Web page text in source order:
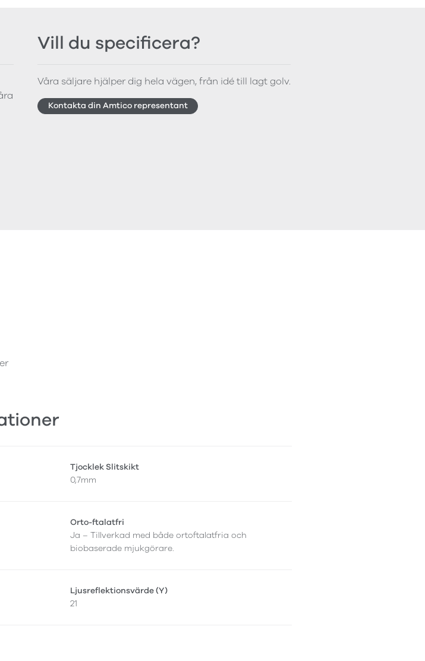
Vill du specificera?
Våra säljare hjälper dig hela vägen, från idé till lagt golv.
Kontakta din Amtico representant
Tjocklek Slitskikt
0,7mm
Orto-ftalatfri
Ja – Tillverkad med både ortoftalatfria och
biobaserade mjukgörare.
Ljusreflektionsvärde (Y)
21